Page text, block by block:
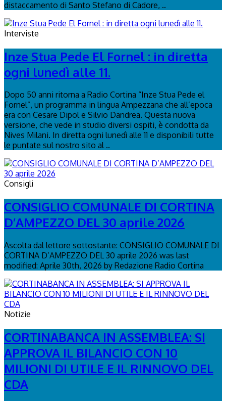
distaccamento di Santo Stefano di Cadore, ..
Interviste
Inze Stua Pede El Fornel : in diretta
ogni lunedì alle 11.
Dopo 50 anni ritorna a Radio Cortina “Inze Stua Pede el
Fornel”, un programma in lingua Ampezzana che all’epoca
era con Cesare Dipol e Silvio Dandrea. Questa nuova
versione, che vede in studio diversi ospiti, è condotta da
Nives Milani. In diretta ogni lunedì alle 11 e disponibili tutte
le puntate sul nostro sito al ..
Consigli
CONSIGLIO COMUNALE DI CORTINA
D’AMPEZZO DEL 30 aprile 2026
Ascolta dal lettore sottostante: CONSIGLIO COMUNALE DI
CORTINA D’AMPEZZO DEL 30 aprile 2026 was last
modified: Aprile 30th, 2026 by Redazione Radio Cortina
Notizie
CORTINABANCA IN ASSEMBLEA: SI
APPROVA IL BILANCIO CON 10
MILIONI DI UTILE E IL RINNOVO DEL
CDA